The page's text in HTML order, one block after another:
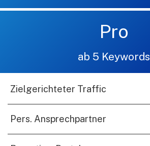
Pro
ab 5 Keywords
Zielgerichteter Traffic
Pers. Ansprechpartner